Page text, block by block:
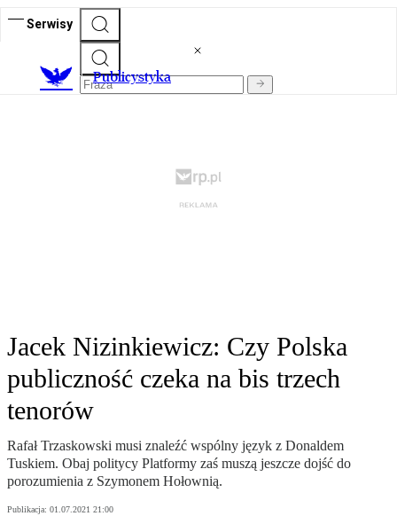
Serwisy
Publicystyka
Jacek Nizinkiewicz: Czy Polska
publiczność czeka na bis trzech
tenorów
Rafał Trzaskowski musi znaleźć wspólny język z Donaldem
Tuskiem. Obaj politycy Platformy zaś muszą jeszcze dojść do
porozumienia z Szymonem Hołownią.
Publikacja: 01.07.2021 21:00